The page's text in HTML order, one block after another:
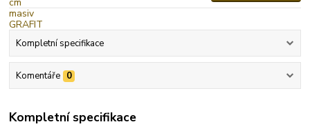
Kompletní specifikace
Komentáře 0
Kompletní specifikace